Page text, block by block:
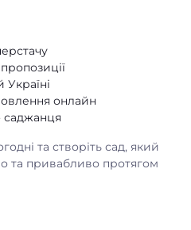
онлайн
саджанця
та створіть сад, який
та привабливо протягом